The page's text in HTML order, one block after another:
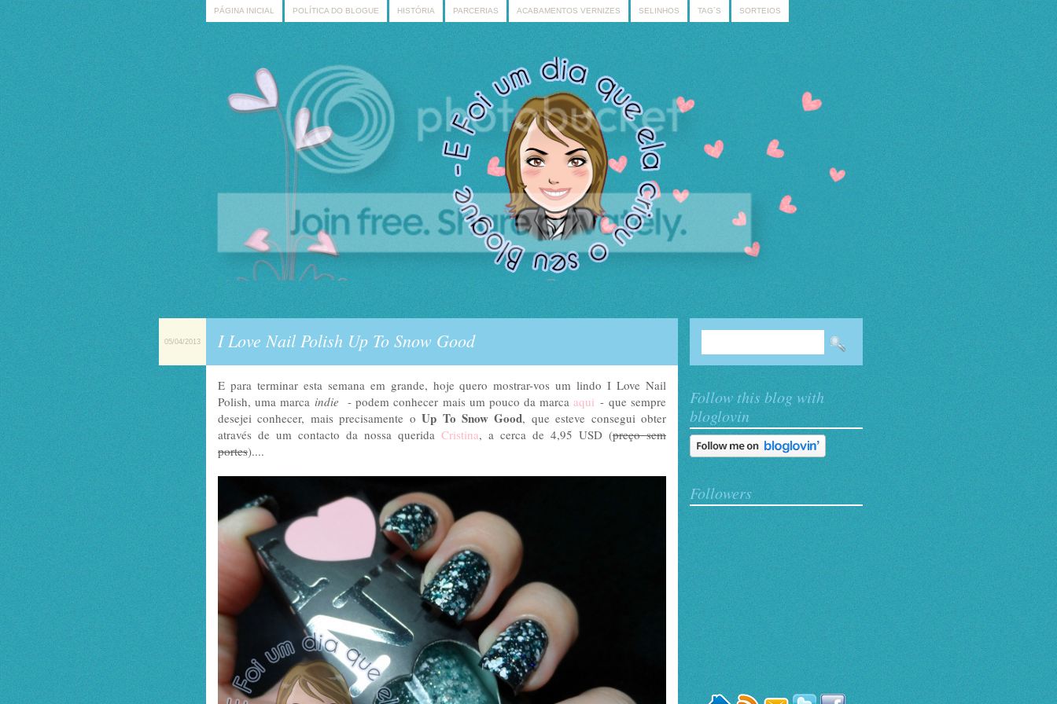
PÁGINA INICIAL POLÍTICA DO BLOGUE HISTÓRIA PARCERIAS ACABAMENTOS VERNIZES SELINHOS TAG´S SORTEIOS
05/04/2013 I Love Nail Polish Up To Snow Good
E para terminar esta semana em grande, hoje quero mostrar-vos um lindo I Love Nail
Polish, uma marca indie - podem conhecer mais um pouco da marcaaqui - que sempre
desejei conhecer, mais precisamente oUp To Snow Good, que esteve consegui obter
através de um contacto da nossa querida Cristina, a cerca de 4,95 USD (preço sem
portes)....
Follow this blog with
bloglovin
Followers